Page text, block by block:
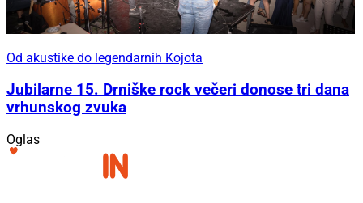
Od akustike do legendarnih Kojota
Jubilarne 15. Drniške rock večeri donose tri dana
vrhunskog zvuka
Oglas